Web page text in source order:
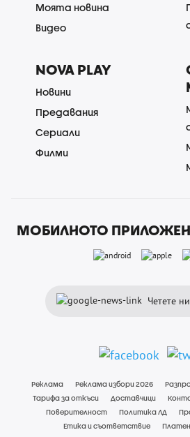
Моята новина
Видео
NOVA PLAY
Новини
Предавания
Сериали
Филми
МОБИЛНОТО
Четете
Реклама Реклама избори 2026
Тарифа за откъси
Доставчици
Поверителност
Политика ЛД
Етика и съответствие